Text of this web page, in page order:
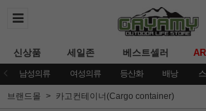
신상품 세일존 베스트셀러
남성의류 여성의류 등산화 배낭
브랜드몰 카고컨테이너(Cargo container)